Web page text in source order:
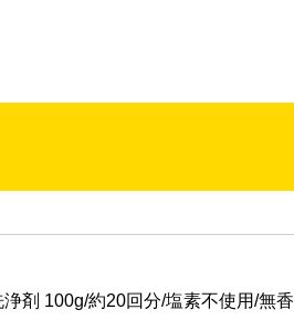
剤 100g/約20回分/塩素不使用/無香